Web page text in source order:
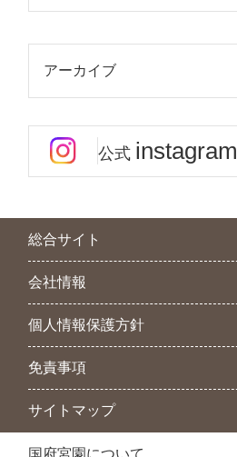
アーカイブ
公式 instagram
総合サイト
会社情報
個人情報保護方針
免責事項
サイトマップ
国府宮園について